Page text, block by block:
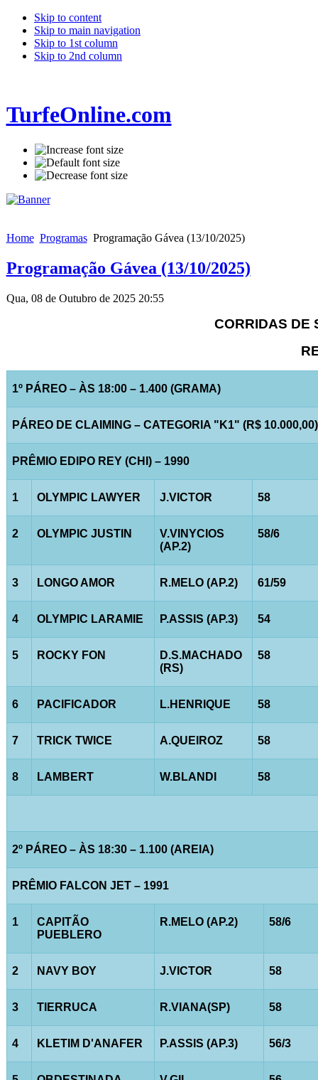
Skip to content
Skip to main navigation
Skip to 1st column
Skip to 2nd column
TurfeOnline.com
Home Programas Programação Gávea (13/10/2025)
Programação Gávea (13/10/2025)
Qua, 08 de Outubro de 2025 20:55
CORRIDAS DE
1º PÁREO – ÀS 18:00 – 1.400 (GRAMA)
PÁREO DE CLAIMING – CATEGORIA "K1" (R$ 10.000,00)
PRÊMIO EDIPO REY (CHI) – 1990
1 OLYMPIC LAWYER J.VICTOR 58
2 OLYMPIC JUSTIN
V.VINYCIOS
(AP.2)
58/6
3 LONGO AMOR R.MELO (AP.2) 61/59
4 OLYMPIC LARAMIE P.ASSIS (AP.3) 54
5 ROCKY FON
D.S.MACHADO
(RS)
58
6 PACIFICADOR L.HENRIQUE 58
7 TRICK TWICE A.QUEIROZ 58
8 LAMBERT W.BLANDI 58
2º PÁREO – ÀS 18:30 – 1.100 (AREIA)
PRÊMIO FALCON JET – 1991
1
CAPITÃO
PUEBLERO
R.MELO (AP.2) 58/6
2 NAVY BOY J.VICTOR 58
3 TIERRUCA R.VIANA(SP) 58
4 KLETIM D'ANAFER P.ASSIS (AP.3) 56/3